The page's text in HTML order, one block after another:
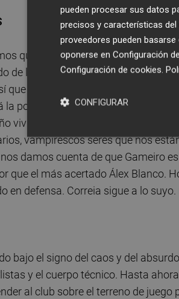
que lo del otro día fue la
de la vida al ver este patético
que dé gracias de no hacer más el
portería no) o dos. Pero aquí no
viviremos en este alambre, en
vampirescos seres que nos
damos cuenta de que Gameiro
que el más acertado Álex Blanco.
en defensa. Correia sigue a lo
bajo el signo del caos y del
y el cuerpo técnico. Hasta
al club sobre el terreno de
pueden procesar sus datos
precisos y características
proveedores pueden
oponerse en Configuración
Configuración de cookies.
CONFIGURAR